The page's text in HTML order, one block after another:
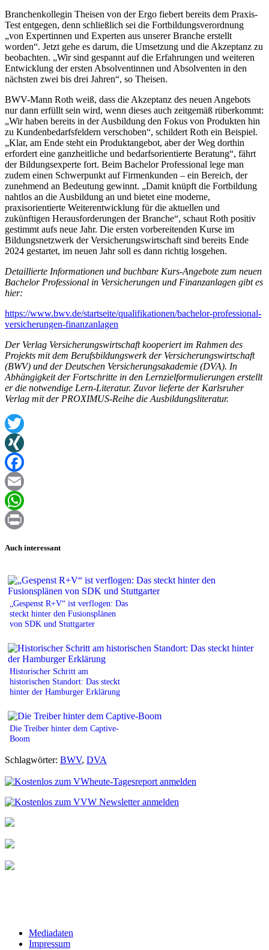
Branchenkollegin Theisen von der Ergo fiebert bereits dem Praxis-
Test entgegen, denn schließlich sei die Fortbildungsverordnung
„von Expertinnen und Experten aus unserer Branche erstellt
worden“. Jetzt gehe es darum, die Umsetzung und die Akzeptanz zu
beobachten. „Wir sind gespannt auf die Erfahrungen und weiteren
Entwicklung der ersten Absolventinnen und Absolventen in den
nächsten zwei bis drei Jahren“, so Theisen.
BWV-Mann Roth weiß, dass die Akzeptanz des neuen Angebots
nur dann erfüllt sein wird, wenn dieses auch zeitgemäß rüberkommt:
„Wir haben bereits in der Ausbildung den Fokus von Produkten hin
zu Kundenbedarfsfeldern verschoben“, schildert Roth ein Beispiel.
„Klar, am Ende steht ein Produktangebot, aber der Weg dorthin
erfordert eine ganzheitliche und bedarfsorientierte Beratung“, fährt
der Bildungsexperte fort. Beim Bachelor Professional lege man
zudem einen Schwerpunkt auf Firmenkunden – ein Bereich, der
zunehmend an Bedeutung gewinnt. „Damit knüpft die Fortbildung
nahtlos an die Ausbildung an und bietet eine moderne,
praxisorientierte Weiterentwicklung für die aktuellen und
zukünftigen Herausforderungen der Branche“, schaut Roth positiv
gestimmt aufs neue Jahr. Die ersten vorbereitenden Kurse im
Bildungsnetzwerk der Versicherungswirtschaft sind bereits Ende
2024 gestartet, im neuen Jahr soll es dann richtig losgehen.
Detaillierte Informationen und buchbare Kurs-Angebote zum neuen
Bachelor Professional in Versicherungen und Finanzanlagen gibt es
hier:
https://www.bwv.de/startseite/qualifikationen/bachelor-professional-
versicherungen-finanzanlagen
Der Verlag Versicherungswirtschaft kooperiert im Rahmen des
Projekts mit dem Berufsbildungswerk der Versicherungswirtschaft
(BWV) und der Deutschen Versicherungsakademie (DVA). In
Abhängigkeit der Fortschritte in den Lernzielformulierungen erstellt
er die notwendige Lern-Literatur. Zuvor lieferte der Karlsruher
Verlag mit der PROXIMUS-Reihe die Ausbildungsliteratur.
Twitter
XING
Facebook
Email
WhatsApp
Auch interessant
„Gespenst R+V“ ist verflogen: Das
steckt hinter den Fusionsplänen
von SDK und Stuttgarter
Historischer Schritt am
historischen Standort: Das steckt
hinter der Hamburger Erklärung
Die Treiber hinter dem Captive-
Boom
Schlagwörter: BWV, DVA
Mediadaten
Impressum